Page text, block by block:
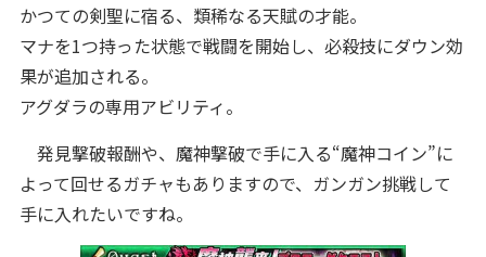
かつての剣聖に宿る、類稀なる天賦の才能。
マナを1つ持った状態で戦闘を開始し、必殺技にダウン効
果が追加される。
アグダラの専用アビリティ。
発見撃破報酬や、魔神撃破で手に入る“魔神コイン”に
よって回せるガチャもありますので、ガンガン挑戦して
手に入れたいですね。